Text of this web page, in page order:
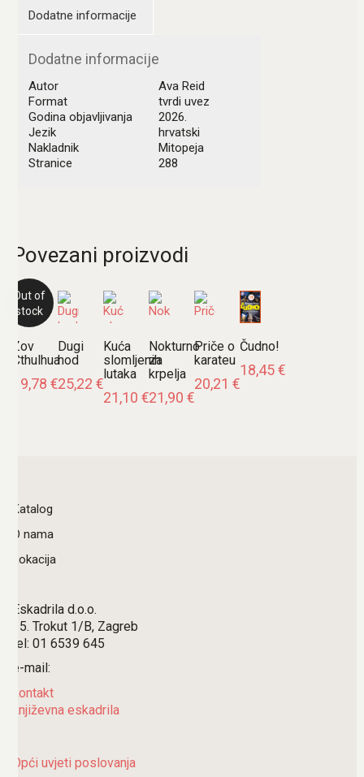
Dodatne informacije
Dodatne informacije
Autor
Ava Reid
Format
tvrdi uvez
Godina objavljivanja
2026.
Jezik
hrvatski
Nakladnik
Mitopeja
Stranice
288
Povezani proizvodi
Out of
stock
Zov
Cthulhua
19,78 €
Dugi
hod
25,22 €
Kuća
slomljenih
lutaka
21,10 €
Nokturno
za
krpelja
21,90 €
Priče o
karateu
20,21 €
Čudno!
18,45€
Katalog
O nama
Lokacija
Eskadrila d.o.o.
15. Trokut 1/B, Zagreb
tel: 01 6539 645
e-mail:
kontakt
književna eskadrila
Opći uvjeti poslovanja